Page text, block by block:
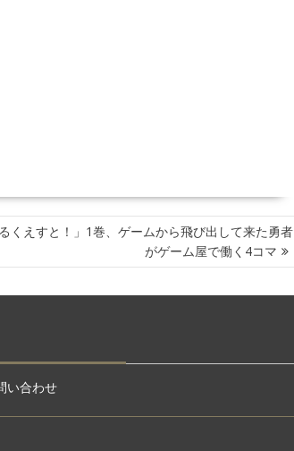
るくえすと！」1巻、ゲームから飛び出して来た勇者
がゲーム屋で働く4コマ
い合わせ